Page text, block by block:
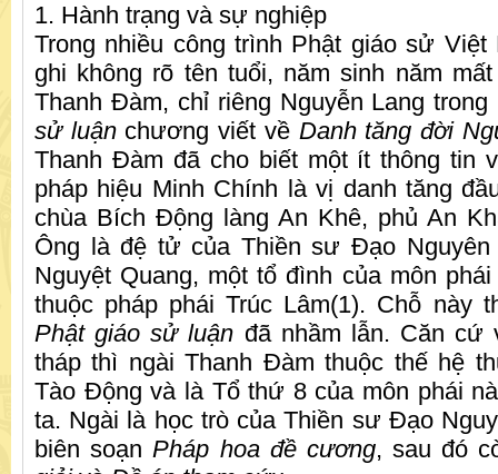
1. Hành trạng và sự nghiệp
Trong nhiều công trình Phật giáo sử
ghi không rõ tên tuổi, năm sinh năm
Thanh Đàm, chỉ riêng Nguyễn Lang trong
sử luậnchương viết về Danh tăng đời
Thanh Đàm đã cho biết một ít thông tin
pháp hiệu Minh Chính là vị danh tăng
chùa Bích Động làng An Khê, phủ An
Ông là đệ tử của Thiền sư Đạo Nguyên
Nguyệt Quang, một tổ đình của môn
thuộc pháp phái Trúc Lâm(1). Chỗ này
Phật giáo sử luận đã nhầm lẫn. Căn cứ
tháp thì ngài Thanh Đàm thuộc thế hệ
Tào Động và là Tổ thứ 8 của môn phái
ta. Ngài là học trò của Thiền sư Đạo
biên soạnPháp hoa đề cương, sau đó